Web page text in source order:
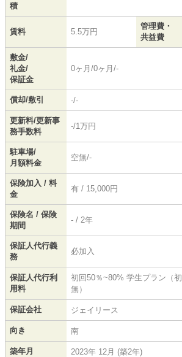
積
賃料 5.5万円
管理費・
共益費
敷金/
礼金/
保証金
0ヶ月/0ヶ月/-
償却/敷引 -/-
更新料/更新事
務手数料
-/1万円
駐車場/
月額料金
空無/-
保険加入 / 料
金
有 / 15,000円
保険名 / 保険
期間
- / 2年
保証人代行義
務
必加入
保証人代行利
用料
初回50％~80% 学生プラン（
無）
保証会社 ジェイリース
向き 南
築年月 2023年 12月 (築2年)